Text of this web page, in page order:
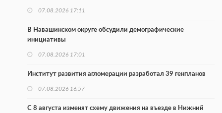
07.08.2026 17:11
В Навашинском округе обсудили демографические
инициативы
07.08.2026 17:01
Институт развития агломерации разработал 39 генпланов
07.08.2026 16:57
С 8 августа изменят схему движения на въезде в Нижний